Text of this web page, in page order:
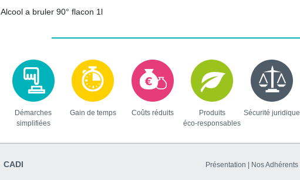
Alcool a bruler 90° flacon 1l
Démarches
simplifiées
Gain de temps Coûts réduits
Produits
éco-responsables
Sécurité juridique
CADI Présentation Nos Adhérents